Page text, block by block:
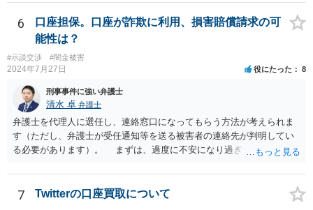
6
口座担保。口座が詐欺に利用、損害賠償請求の可
能性は？
#示談交渉 #闇金被害
2024年7月27日 役にたった 8
刑事事件に強い弁護士
清水 卓 弁護士
弁護士を代理人に選任し、連絡窓口になってもらう方法が考えられま
す（ただし、弁護士が受任通知等を送る被害者の連絡先が判明してい
る必要があります）。 まずは、過度に不安になり過ぎず、少し落ち
額を求めていく、分割等の支払方法を求めて行く等の方法もあります
し、時間的にも、今すぐではなく、時間•期間をかけて対応して行くこ
7 Twitterの口座買取について